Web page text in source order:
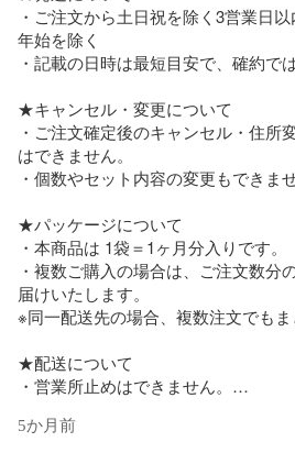
・ご注文から土日祝を除く3営業日
年始を除く
・記載の日時は最短目安で、確約で
★キャンセル・変更について
・ご注文確定後のキャンセル・住所
はできません。
・個数やセット内容の変更もできませ
★パッケージについて
・本商品は 1袋＝1ヶ月分入りです。
・複数ご購入の場合は、ご注文数分
届けいたします。
※同一配送先の場合、複数注文でもま
★配送について
・営業所止めはできません。
・郵便受けに入らない場合、持ち戻
5か月前